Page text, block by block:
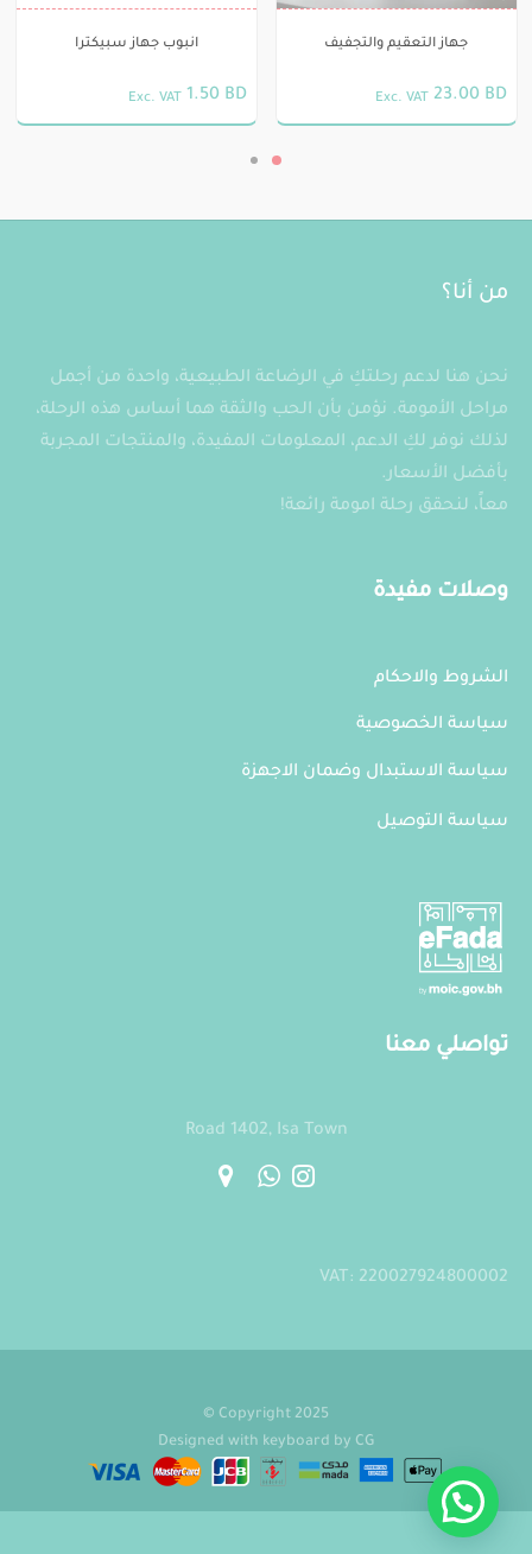
جهاز التعقيم والتجفيف
23.00 BD
Exc. VAT
انبوب جهاز سبيكترا
1.50 BD
Exc. VAT
من أنا؟
نحن هنا لدعم رحلتكِ في الرضاعة الطبيعية، واحدة من أجمل
مراحل الأمومة. نؤمن بأن الحب والثقة هما أساس هذه الرحلة،
لذلك نوفر لكِ الدعم، المعلومات المفيدة، والمنتجات المجربة
بأفضل الأسعار.
معاً، لنحقق رحلة امومة رائعة!
وصلات مفيدة
الشروط والاحكام
سياسة الخصوصية
سياسة الاستبدال وضمان الاجهزة
سياسة التوصيل
تواصلي معنا
Road 1402, Isa Town
VAT: 220027924800002
Copyright 2025 ©
Designed with keyboard by CG